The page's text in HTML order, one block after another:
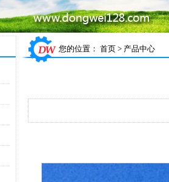
您的位置： 首页 > 产品中心